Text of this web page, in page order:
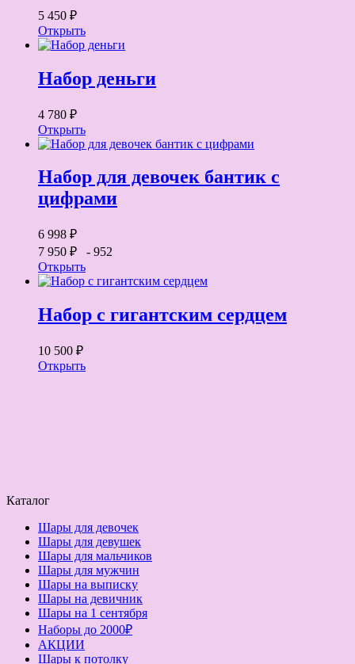
5 450 ₽
Открыть
Набор деньги
4 780 ₽
Открыть
Набор для девочек бантик с
цифрами
6 998 ₽
7 950 ₽ - 952
Открыть
Набор с гигантским сердцем
10 500 ₽
Открыть
Каталог
Шары для девочек
Шары для девушек
Шары для мальчиков
Шары для мужчин
Шары на выписку
Шары на девичник
Шары на 1 сентября
Наборы до 2000₽
АКЦИИ
Шары к потолку